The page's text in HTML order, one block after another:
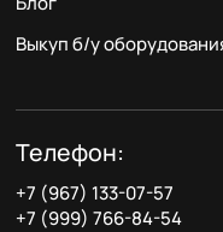
Выкуп б/у
Телефон:
+7 (967) 133-07-57
+7 (999) 766-84-54